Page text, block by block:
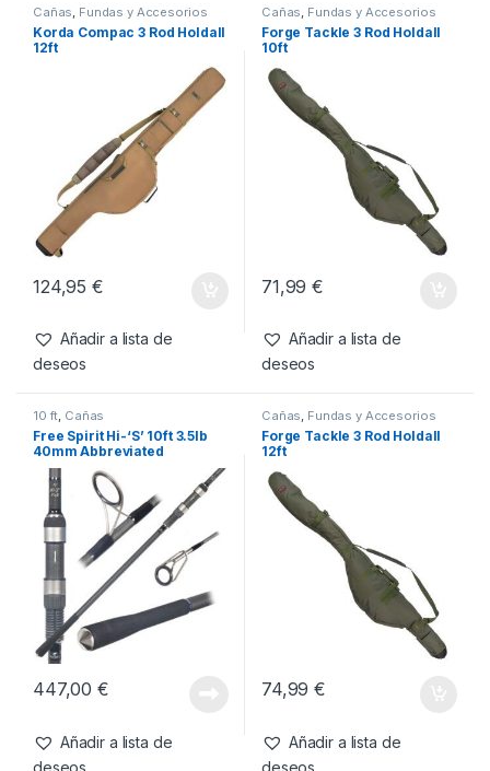
SKU:4000000070072 Categorías:13 ft,
Cañas
Productos relacionados
Cañas,Fundas y Accesorios
Korda Compac 3 Rod Holdall
124,95€
Añadir a lista de
deseos
Cañas, Fundas y Accesorios
Forge Tackle 3 Rod Holdall
Añadir a lista de
10 ft,Cañas
Free Spirit Hi-‘S’ 10ft 3.5lb
Cañas, Fundas y Accesorios
Forge Tackle 3 Rod Holdall